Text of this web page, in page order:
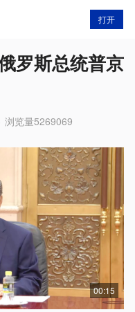
打开
罗斯总统普京
浏览量5269069
00:15